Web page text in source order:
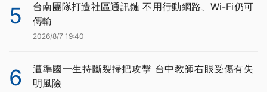
5
台南團隊打造社區通訊鏈 不用行動網路、Wi-Fi仍可
傳輸
2026/8/7 19:40
6
遭準國一生持斷裂掃把攻擊 台中教師右眼受傷有失
明風險